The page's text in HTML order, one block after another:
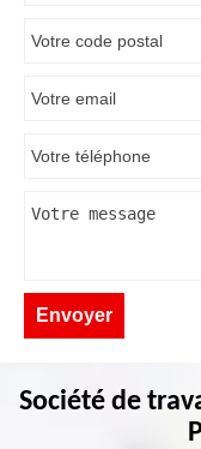
Société de